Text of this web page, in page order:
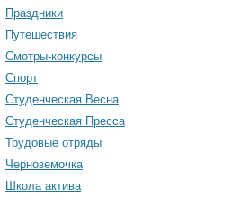
Праздники
Путешествия
Смотры-конкурсы
Спорт
Студенческая Весна
Студенческая Пресса
Трудовые отряды
Черноземочка
Школа актива